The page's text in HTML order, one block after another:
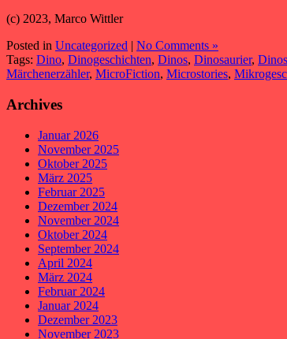
(c) 2023, Marco Wittler
Posted in Uncategorized | No Comments »
Tags: Dino, Dinogeschichten, Dinos, Dinosaurier,
Märchenerzähler, MicroFiction, Microstories,
Archives
Januar 2026
November 2025
Oktober 2025
März 2025
Februar 2025
Dezember 2024
November 2024
Oktober 2024
September 2024
April 2024
März 2024
Februar 2024
Januar 2024
Dezember 2023
November 2023